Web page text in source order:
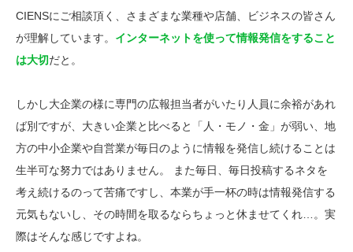
CIENSにご相談頂く、さまざまな業種や店舗、ビジネスの皆さん
が理解しています。 インターネットを使って情報発信をすること
は大切だと。
しかし大企業の様に専門の広報担当者がいたり人員に余裕があれ
ば別ですが、大きい企業と比べると「人・モノ・金」が弱い、地
方の中小企業や自営業が毎日のように情報を発信し続けることは
生半可な努力ではありません。 また毎日、毎日投稿するネタを
考え続けるのって苦痛ですし、本業が手一杯の時は情報発信する
元気もないし、その時間を取るならちょっと休ませてくれ…。実
際はそんな感じですよね。